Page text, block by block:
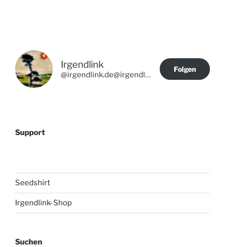
Irgendlink
@irgendlink.de@irgendlink.de
Folgen
Support
Seedshirt
Irgendlink-Shop
Suchen